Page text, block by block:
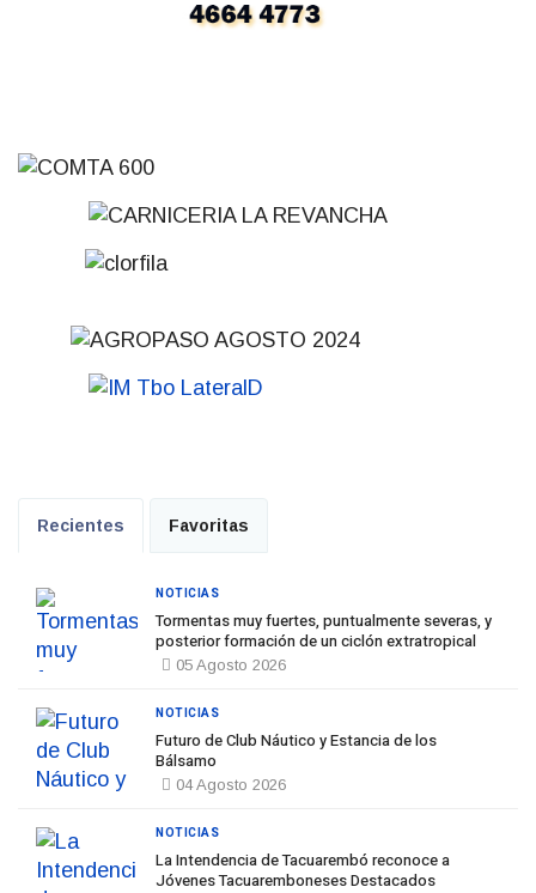
Recientes Favoritas
Tormentas muy fuertes, puntualmente severas, y
posterior formación de un ciclón extratropical
05 Agosto 2026
NOTICIAS
Futuro de Club Náutico y Estancia de los
Bálsamo
04 Agosto 2026
NOTICIAS
La Intendencia de Tacuarembó reconoce a
Jóvenes Tacuaremboneses Destacados
NOTICIAS